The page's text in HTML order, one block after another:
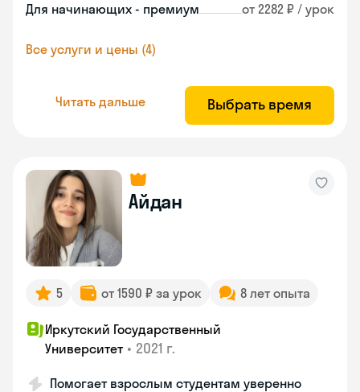
Для начинающих - премиум от 2282 ₽ / урок
Все услуги и цены (4)
Читать дальше Выбрать время
Айдан
5 от 1590 ₽ за урок 8 лет опыта
Иркутский Государственный
Университет • 2021 г.
Помогает взрослым студентам уверенно